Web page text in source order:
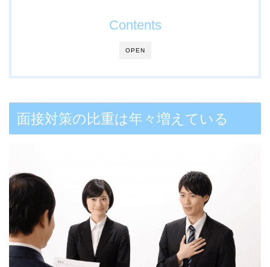
OPEN
Contents
面接対策の比重は年々増えている